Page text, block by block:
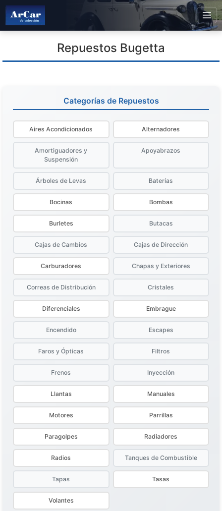
Repuestos Bugetta
Categorías de Repuestos
Aires Acondicionados Alternadores
Amortiguadores y
Suspensión
Apoyabrazos
Árboles de Levas Baterías
Bocinas Bombas
Burletes Butacas
Cajas de Cambios Cajas de Dirección
Carburadores Chapas y Exteriores
Correas de Distribución Cristales
Diferenciales Embrague
Encendido Escapes
Faros y Ópticas Filtros
Frenos Inyección
Llantas Manuales
Motores Parrillas
Paragolpes Radiadores
Radios Tanques de Combustible
Tapas Tasas
Volantes